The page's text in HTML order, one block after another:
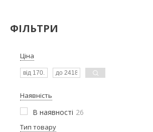
ФІЛЬТРИ
Ціна
Наявність
В наявності 26
Тип товару